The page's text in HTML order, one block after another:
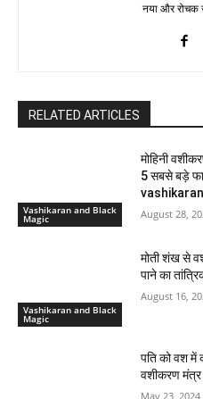
नया और रोचक
RELATED ARTICLES
Vashikaran and Black
Magic
मोहिनी
5 सबसे बड़े
vashikaran
August 28,
Vashikaran and Black
Magic
मोती शंख से
पाने का
August 16,
पति को वश में
वशीकरण
May 23, 2024